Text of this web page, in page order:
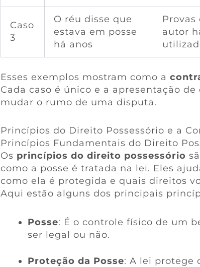
Caso
3
O réu disse que
estava em posse
há anos
Provas
autor
Esses exemplos mostram como a
Cada caso é único e a apresentação
mudar o rumo de uma disputa.
Princípios do Direito Possessório e a
Princípios Fundamentais do Direito
Os princípios do direito possessório
como a posse é tratada na lei. Eles
como ela é protegida e quais direitos
Aqui estão alguns dos principais
Posse: É o controle físico de um
ser legal ou não.
Proteção da Posse: A lei protege